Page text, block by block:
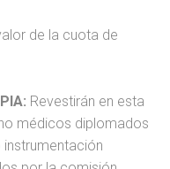
de la cuota de
Revestirán en esta
médicos diplomados